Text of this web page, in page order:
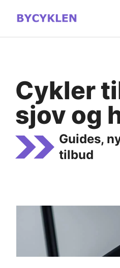
indhold
Cykler
sjov og
Guides,
tilbud